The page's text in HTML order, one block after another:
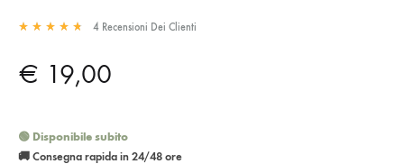
4 Recensioni Dei Clienti
€ 19,00
🟢 Disponibile subito
🚚 Consegna rapida in 24/48 ore